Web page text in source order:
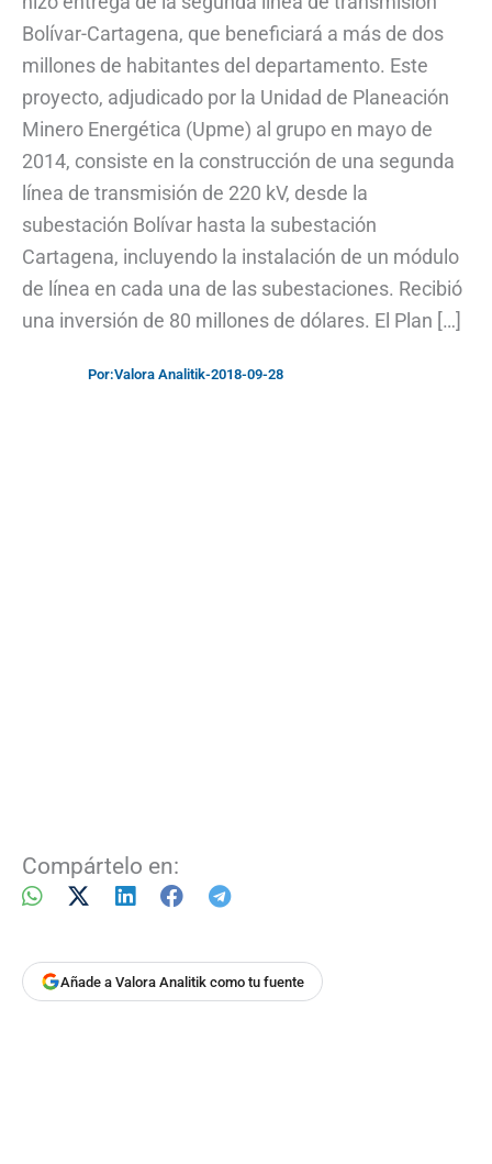
Bolívar-Cartagena, que beneficiará a más de dos
millones de habitantes del departamento. Este
proyecto, adjudicado por la Unidad de Planeación
Minero Energética (Upme) al grupo en mayo de
2014, consiste en la construcción de una segunda
línea de transmisión de 220 kV, desde la
subestación Bolívar hasta la subestación
Cartagena, incluyendo la instalación de un módulo
de línea en cada una de las subestaciones. Recibió
una inversión de 80 millones de dólares. El Plan […]
Por:Valora Analitik-2018-09-28
Compártelo en:
Añade a Valora Analitik como tu fuente